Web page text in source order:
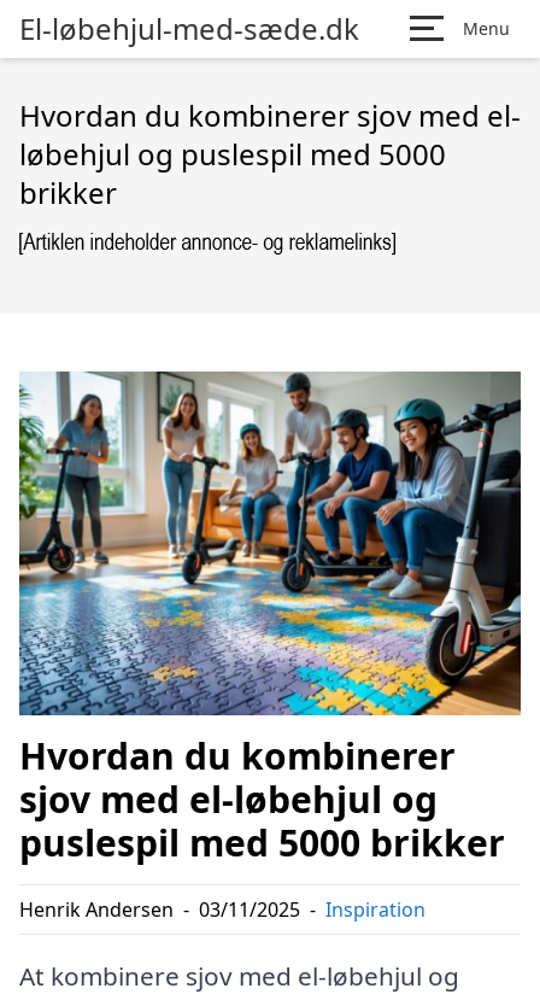
El-løbehjul-med-sæde.dk Menu
Hvordan du kombinerer sjov med el-
løbehjul og puslespil med 5000
brikker
Hvordan du kombinerer
sjov med el-løbehjul og
puslespil med 5000 brikker
Henrik Andersen - 03/11/2025 - Inspiration
At kombinere sjov med el-løbehjul og